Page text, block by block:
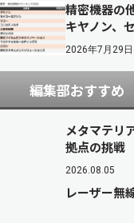
精密機器の
キヤノン、
2026年7月29日
編集部おすすめ
メタマテリ
拠点の挑戦
2026.08.05
レーザー無